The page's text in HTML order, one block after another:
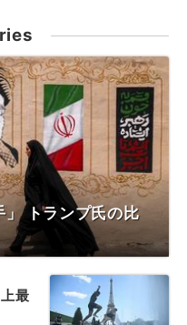
」 トランプ氏の比
最